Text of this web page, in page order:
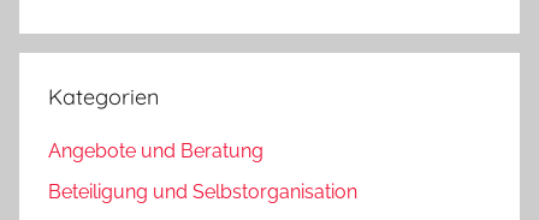
Kategorien
Angebote und Beratung
Beteiligung und Selbstorganisation